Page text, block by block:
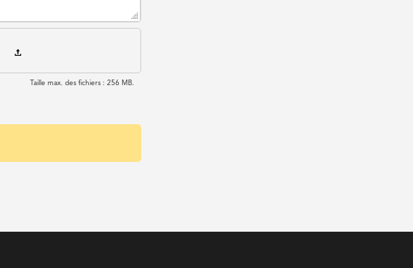
Taille max. des fichiers : 256 MB.